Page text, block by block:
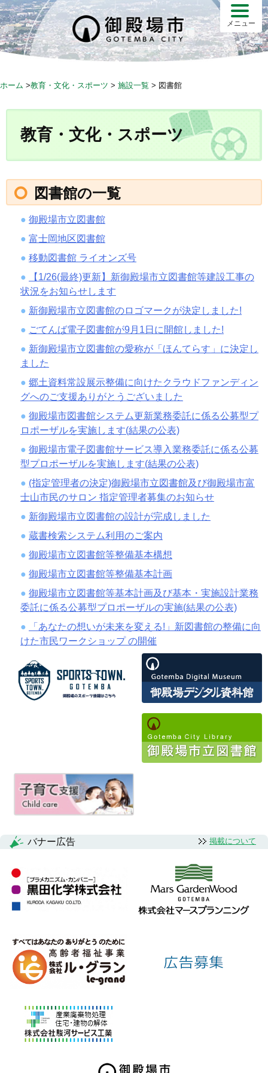
S
k
i
p
メニュー
ホーム >教育・文化・スポーツ > 施設一覧 > 図書館
教育・文化・スポーツ
図書館の一覧
御殿場市立図書館
富士岡地区図書館
移動図書館 ライオンズ号
【1/26(最終)更新】新御殿場市立図書館等建設工事の
状況をお知らせします
新御殿場市立図書館のロゴマークが決定しました!
ごてんば電子図書館が9月1日に開館しました!
新御殿場市立図書館の愛称が「ほんてらす」に決定し
ました
郷土資料常設展示整備に向けたクラウドファンディン
グへのご支援ありがとうございました
御殿場市図書館システム更新業務委託に係る公募型プ
ロポーザルを実施します(結果の公表)
御殿場市電子図書館サービス導入業務委託に係る公募
型プロポーザルを実施します(結果の公表)
(指定管理者の決定)御殿場市立図書館及び御殿場市富
士山市民のサロン 指定管理者募集のお知らせ
新御殿場市立図書館の設計が完成しました
蔵書検索システム利用のご案内
御殿場市立図書館等整備基本構想
御殿場市立図書館等整備基本計画
御殿場市立図書館等基本計画及び基本・実施設計業務
委託に係る公募型プロポーザルの実施(結果の公表)
「あなたの想いが未来を変える!」新図書館の整備に向
けた市民ワークショップ の開催
バナー広告 掲載について